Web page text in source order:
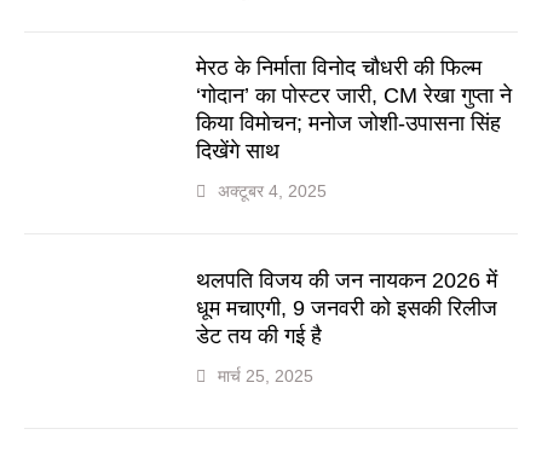
मेरठ के निर्माता विनोद चौधरी की फिल्म
‘गोदान’ का पोस्टर जारी, CM रेखा गुप्ता ने
किया विमोचन; मनोज जोशी-उपासना सिंह
दिखेंगे साथ
अक्टूबर 4, 2025
थलपति विजय की जन नायकन 2026 में
धूम मचाएगी, 9 जनवरी को इसकी रिलीज
डेट तय की गई है
मार्च 25, 2025